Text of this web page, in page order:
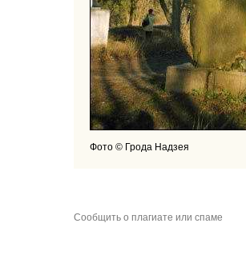
Фото © Грода Надзея
Сообщить о плагиате или спаме